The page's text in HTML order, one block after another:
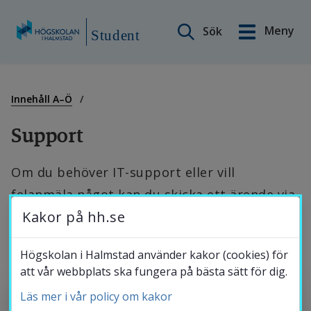
innehåll
Student
Sök
Meny
Innehåll A–Ö
Support
Om du behöver IT-support eller vill
felanmäla något kan du skicka ett ärende via
vår helpdesk. Behöver du hjälp med frågor
som rör dina studier kan du kontakta
Servicecenter.
English
Min sida
Innehåll A–Ö
Studiestöd
Studentnytt
Kakor på hh.se
Högskolan i Halmstad använder kakor (cookies) för
att vår webbplats ska fungera på bästa sätt för dig.
Läs mer i vår policy om kakor